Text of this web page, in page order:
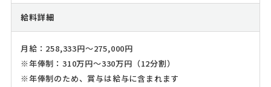
給料詳細
月給：258,333円～275,000円
※年俸制：310万円～330万円（12分割）
※年俸制のため、賞与は給与に含まれます